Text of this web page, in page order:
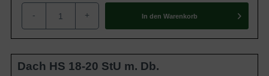
- + In den Warenkorb
Dach HS 18-20 StU m. Db.